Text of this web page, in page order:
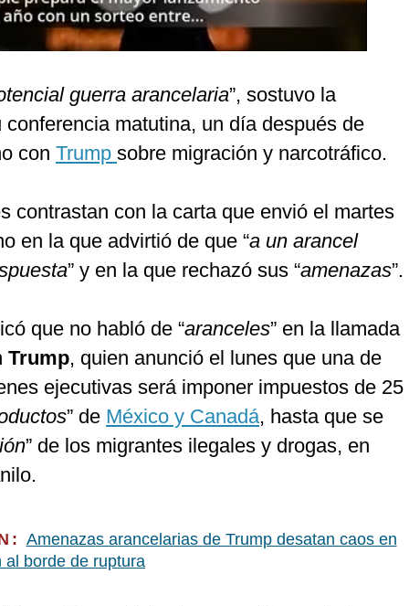
guerra arancelaria”, sostuvo la
conferencia matutina, un día después de
con Trump sobre migración y narcotráfico.
contrastan con la carta que envió el martes
en la que advirtió de que “a un arancel
” y en la que rechazó sus “amenazas”.
que no habló de “aranceles” en la llamada
Trump, quien anunció el lunes que una de
ejecutivas será imponer impuestos de 25
” de México y Canadá, hasta que se
” de los migrantes ilegales y drogas, en
Amenazas arancelarias de Trump desatan caos en
al borde de ruptura